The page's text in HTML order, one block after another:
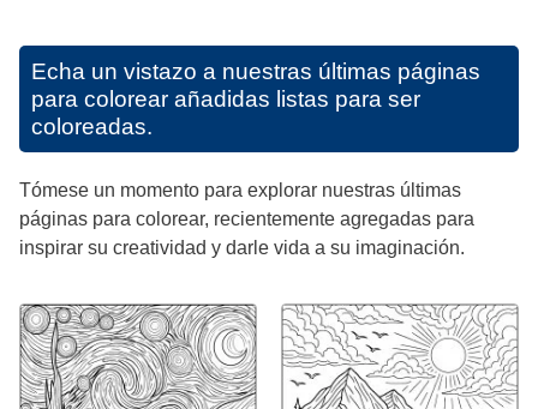
Echa un vistazo a nuestras últimas páginas
para colorear añadidas listas para ser
coloreadas.
Tómese un momento para explorar nuestras últimas
páginas para colorear, recientemente agregadas para
inspirar su creatividad y darle vida a su imaginación.